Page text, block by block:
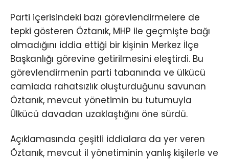
Parti içerisindeki bazı görevlendirmelere de
tepki gösteren Öztanık, MHP ile geçmişte bağı
olmadığını iddia ettiği bir kişinin Merkez İlçe
Başkanlığı görevine getirilmesini eleştirdi. Bu
görevlendirmenin parti tabanında ve ülkücü
camiada rahatsızlık oluşturduğunu savunan
Öztanık, mevcut yönetimin bu tutumuyla
Ülkücü davadan uzaklaştığını öne sürdü.
Açıklamasında çeşitli iddialara da yer veren
Öztanık, mevcut il yönetiminin yanlış kişilerle ve